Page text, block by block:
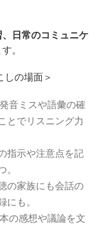
日常のコミュニケ
。
しの場面＞
発音ミスや語彙の確
とでリスニング力
指示や注意点を記
の家族にも会話の
も。
本の感想や議論を文